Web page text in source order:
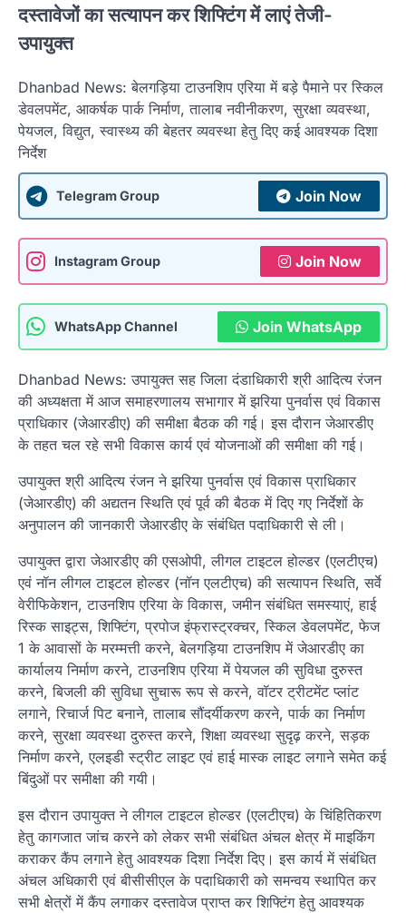
दस्तावेजों का सत्यापन कर शिफ्टिंग में लाएं तेजी-
उपायुक्त
Dhanbad News: बेलगड़िया टाउनशिप एरिया में बड़े पैमाने पर स्किल
डेवलपमेंट, आकर्षक पार्क निर्माण, तालाब नवीनीकरण, सुरक्षा व्यवस्था,
पेयजल, विद्युत, स्वास्थ्य की बेहतर व्यवस्था हेतु दिए कई आवश्यक दिशा
निर्देश
Telegram Group Join Now
Instagram Group Join Now
WhatsApp Channel Join WhatsApp
Dhanbad News: उपायुक्त सह जिला दंडाधिकारी श्री आदित्य रंजन
की अध्यक्षता में आज समाहरणालय सभागार में झरिया पुनर्वास एवं विकास
प्राधिकार (जेआरडीए) की समीक्षा बैठक की गई। इस दौरान जेआरडीए
के तहत चल रहे सभी विकास कार्य एवं योजनाओं की समीक्षा की गई।
उपायुक्त श्री आदित्य रंजन ने झरिया पुनर्वास एवं विकास प्राधिकार
(जेआरडीए) की अद्यतन स्थिति एवं पूर्व की बैठक में दिए गए निर्देशों के
अनुपालन की जानकारी जेआरडीए के संबंधित पदाधिकारी से ली।
उपायुक्त द्वारा जेआरडीए की एसओपी, लीगल टाइटल होल्डर (एलटीएच)
एवं नॉन लीगल टाइटल होल्डर (नॉन एलटीएच) की सत्यापन स्थिति, सर्वे
वेरीफिकेशन, टाउनशिप एरिया के विकास, जमीन संबंधित समस्याएं, हाई
रिस्क साइट्स, शिफ्टिंग, प्रपोज इंफ्रास्ट्रक्चर, स्किल डेवलपमेंट, फेज
1 के आवासों के मरम्मत्ती करने, बेलगड़िया टाउनशिप में जेआरडीए का
कार्यालय निर्माण करने, टाउनशिप एरिया में पेयजल की सुविधा दुरुस्त
करने, बिजली की सुविधा सुचारू रूप से करने, वॉटर ट्रीटमेंट प्लांट
लगाने, रिचार्ज पिट बनाने, तालाब सौंदर्यीकरण करने, पार्क का निर्माण
करने, सुरक्षा व्यवस्था दुरुस्त करने, शिक्षा व्यवस्था सुदृढ़ करने, सड़क
निर्माण करने, एलइडी स्ट्रीट लाइट एवं हाई मास्क लाइट लगाने समेत कई
बिंदुओं पर समीक्षा की गयी।
इस दौरान उपायुक्त ने लीगल टाइटल होल्डर (एलटीएच) के चिंहितिकरण
हेतु कागजात जांच करने को लेकर सभी संबंधित अंचल क्षेत्र में माइकिंग
कराकर कैंप लगाने हेतु आवश्यक दिशा निर्देश दिए। इस कार्य में संबंधित
अंचल अधिकारी एवं बीसीसीएल के पदाधिकारी को समन्वय स्थापित कर
सभी क्षेत्रों में कैंप लगाकर दस्तावेज प्राप्त कर शिफ्टिंग हेतु आवश्यक